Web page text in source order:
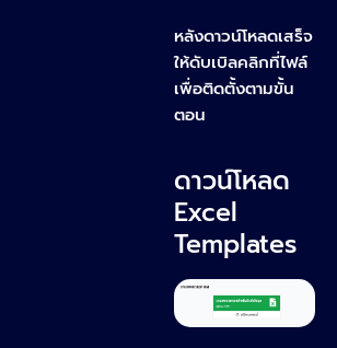
หลังดาวน์โหลดเสร็จ
ให้ดับเบิลคลิกที่ไฟล์
เพื่อติดตั้งตามขั้น
ตอน
ดาวน์โหลด
Excel
Templates